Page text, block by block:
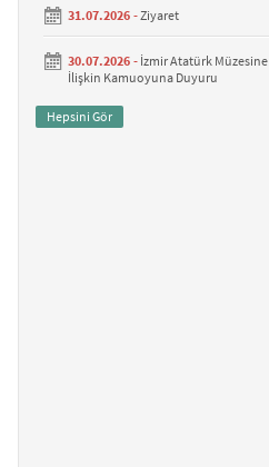
31.07.2026 -Ziyaret
30.07.2026 - İzmir Atatürk Müzesine
İlişkin Kamuoyuna Duyuru
Hepsini Gör